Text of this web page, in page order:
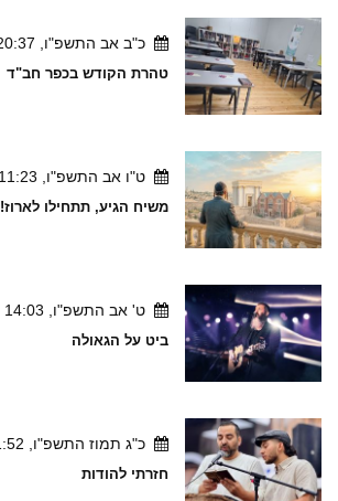
כ"ב אב התשפ"ו, 20:37
טהרת הקודש בכפר חב"ד
ט"ו אב התשפ"ו, 11:23
משיח הגיע, תתחילו לארוז!
ט' אב התשפ"ו, 14:03
ביט על הגאולה
כ"ג תמוז התשפ"ו, 11:52
חזרתי להודות